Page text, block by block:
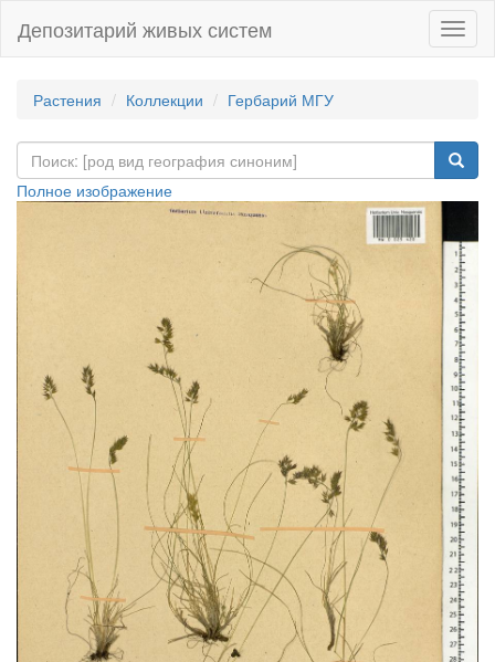
Депозитарий живых систем
Растения Коллекции Гербарий МГУ
Полное изображение